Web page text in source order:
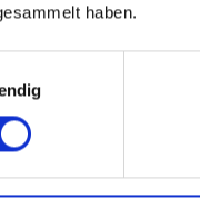
haben.
Monate)
Hoch